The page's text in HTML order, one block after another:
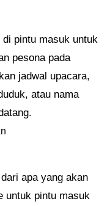
pintu masuk untuk
pesona pada
jadwal upacara,
atau nama
apa yang akan
untuk pintu masuk